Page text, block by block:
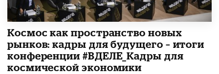
Космос как пространство новых
рынков: кадры для будущего – итоги
конференции #ВДЕЛЕ_Кадры для
космической экономики